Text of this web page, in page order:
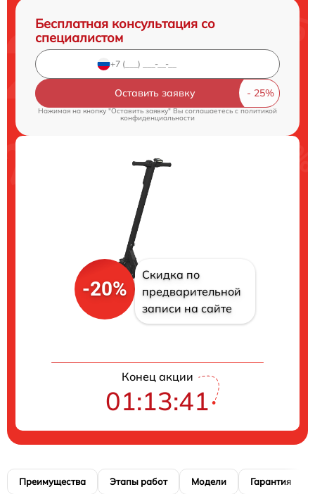
Бесплатная консультация со
специалистом
Оставить заявку
Нажимая на кнопку "Оставить заявку" Вы соглашаетесь cполитикой
конфиденциальности
-20%
Скидка по
предварительной
записи на сайте
Конец акции
01:13:40
Преимущества Этапы работ Модели Гарантия